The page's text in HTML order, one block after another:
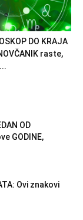
DO KRAJA
raste,
OD
GODINE,
Ovi znakovi